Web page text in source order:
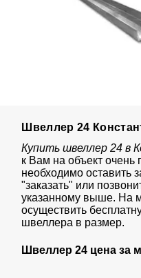
Швеллер 24
Купить швеллер 24 в
к Вам на объект очень
необходимо оставить
"заказать" или
указанному выше. На
осуществить
швеллера в размер.
Швеллер 24 цена за